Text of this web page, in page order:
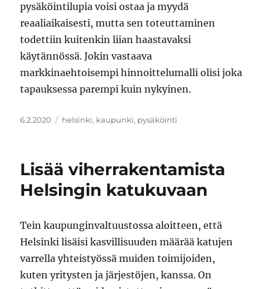
pysäköintilupia voisi ostaa ja myydä
reaaliaikaisesti, mutta sen toteuttaminen
todettiin kuitenkin liian haastavaksi
käytännössä. Jokin vastaava
markkinaehtoisempi hinnoittelumalli olisi joka
tapauksessa parempi kuin nykyinen.
Julkaistu
6.2.2020 Avainsanat
helsinki, kaupunki, pysäköinti
Lisää viherrakentamista
Helsingin katukuvaan
Tein kaupunginvaltuustossa aloitteen, että
Helsinki lisäisi kasvillisuuden määrää katujen
varrella yhteistyössä muiden toimijoiden,
kuten yritysten ja järjestöjen, kanssa. On